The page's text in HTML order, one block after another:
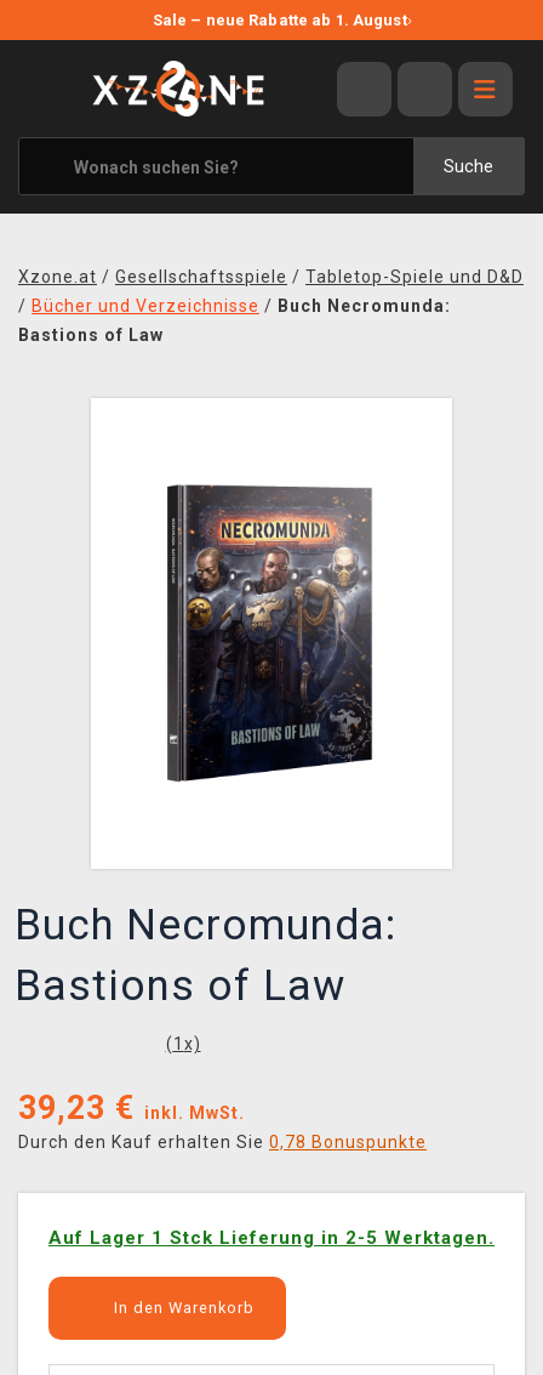
Sale – neue Rabatte ab 1. August›
Suche
ANGEBOTE
ALLE MARKEN
XZONE ORIGINALS
KLEIDUNG & ACCESSOIRES
BÜCHER & COMICS
Xzone.at / Gesellschaftsspiele / Tabletop-Spiele und D&D
/ Bücher und Verzeichnisse / Buch Necromunda:
Bastions of Law
Buch Necromunda:
Bastions of Law
(1 x)
39,23 €
inkl. MwSt.
Durch den Kauf erhalten Sie 0,78 Bonuspunkte
Auf Lager 1 Stck Lieferung in 2-5 Werktagen.
In den Warenkorb